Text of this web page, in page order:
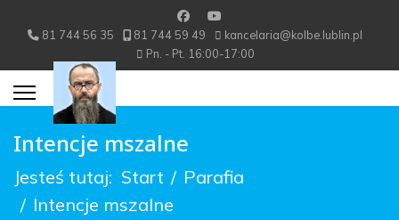
81 744 56 35 81 744 59 49
kancelaria@kolbe.lublin.pl
Pn. - Pt. 16:00-17:00
Intencje mszalne
Jesteś tutaj: Start
Parafia
Intencje mszalne